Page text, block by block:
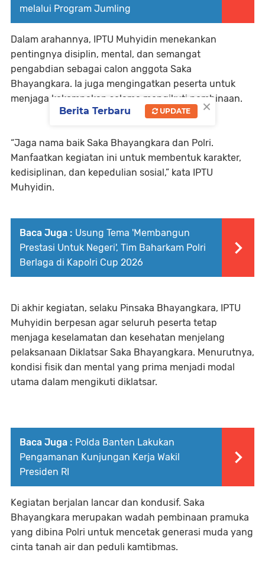
melalui Program Jumling
Dalam arahannya, IPTU Muhyidin menekankan
pentingnya disiplin, mental, dan semangat
pengabdian sebagai calon anggota Saka
Bhayangkara. Ia juga mengingatkan peserta untuk
menjaga kekompakan selama mengikuti pembinaan.
“Jaga nama baik Saka Bhayangkara dan Polri.
Manfaatkan kegiatan ini untuk membentuk karakter,
kedisiplinan, dan kepedulian sosial,” kata IPTU
Muhyidin.
Baca Juga : Usung Tema 'Membangun
Prestasi Untuk Negeri', Tim Baharkam Polri
Berlaga di Kapolri Cup 2026
Di akhir kegiatan, selaku Pinsaka Bhayangkara, IPTU
Muhyidin berpesan agar seluruh peserta tetap
menjaga keselamatan dan kesehatan menjelang
pelaksanaan Diklatsar Saka Bhayangkara. Menurutnya,
kondisi fisik dan mental yang prima menjadi modal
utama dalam mengikuti diklatsar.
Baca Juga : Polda Banten Lakukan
Pengamanan Kunjungan Kerja Wakil
Presiden RI
Kegiatan berjalan lancar dan kondusif. Saka
Bhayangkara merupakan wadah pembinaan pramuka
yang dibina Polri untuk mencetak generasi muda yang
cinta tanah air dan peduli kamtibmas.
×
Berita Terbaru UPDATE